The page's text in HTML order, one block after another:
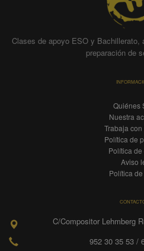
Clases de apoyo ESO y
preparación de
Quiénes
Nuestra
Trabaja
Política de
Política
Aviso
Política
C/Compositor Lehmberg
952 30 35 53 /